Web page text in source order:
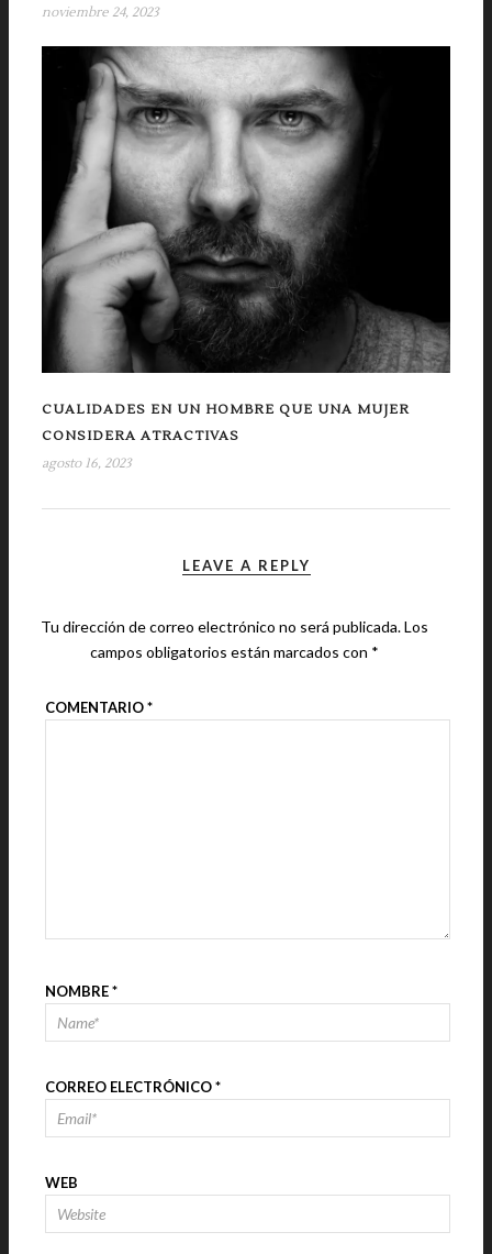
noviembre 24, 2023
CUALIDADES EN UN HOMBRE QUE UNA MUJER
CONSIDERA ATRACTIVAS
agosto 16, 2023
LEAVE A REPLY
Tu dirección de correo electrónico no será publicada.Los
campos obligatorios están marcados con *
COMENTARIO*
NOMBRE*
CORREO ELECTRÓNICO*
WEB